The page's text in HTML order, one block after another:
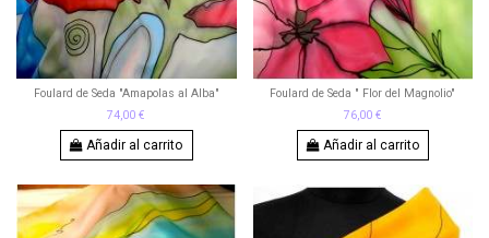
Foulard de Seda "Amapolas al Alba"
74,00 €
Añadir al carrito
Foulard de Seda " Flor del Magnolio"
76,00 €
Añadir al carrito